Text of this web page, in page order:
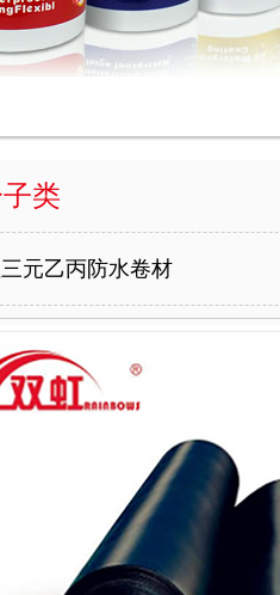
类
元乙丙防水卷材